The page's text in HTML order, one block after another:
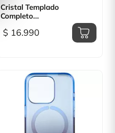
Vista rápida
Cristal Templado
Completo...
$ 16.990